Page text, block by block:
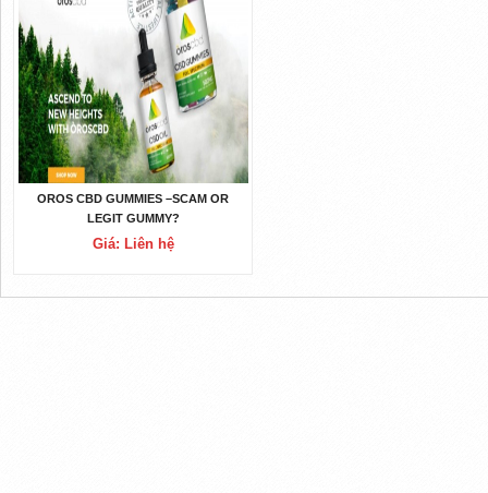
OROS CBD GUMMIES –SCAM OR
LEGIT GUMMY?
Giá: Liên hệ